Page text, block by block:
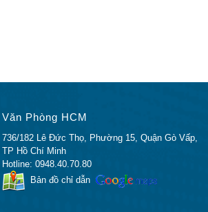
Văn Phòng HCM
736/182 Lê Đức Thọ, Phường 15, Quận Gò Vấp,
TP Hồ Chí Minh
Hotline: 0948.40.70.80
Bản đồ chỉ dẫn